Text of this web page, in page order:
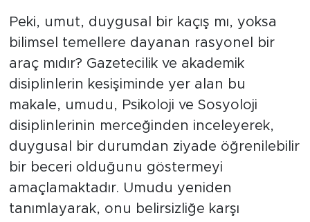
​Peki, umut, duygusal bir kaçış mı, yoksa
bilimsel temellere dayanan rasyonel bir
araç mıdır? Gazetecilik ve akademik
disiplinlerin kesişiminde yer alan bu
makale, umudu, Psikoloji ve Sosyoloji
disiplinlerinin merceğinden inceleyerek,
duygusal bir durumdan ziyade öğrenilebilir
bir beceri olduğunu göstermeyi
amaçlamaktadır. Umudu yeniden
tanımlayarak, onu belirsizliğe karşı